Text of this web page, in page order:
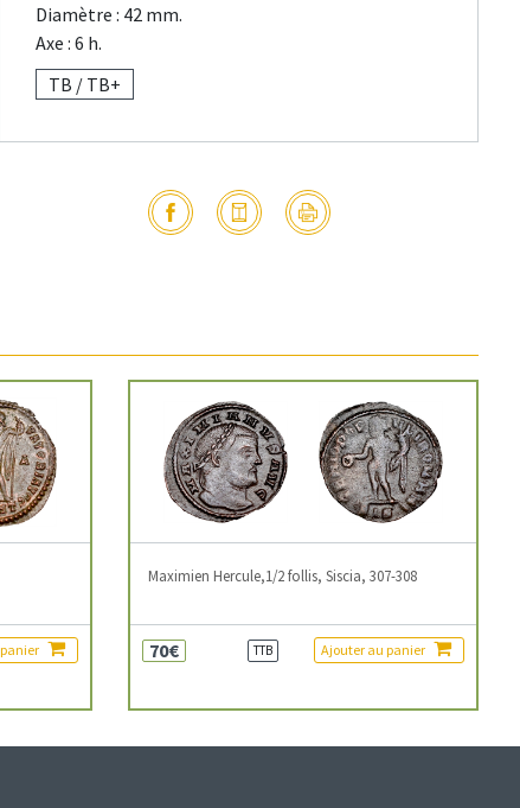
Diamètre : 42 mm.
Axe : 6 h.
TB / TB+
Maximien Hercule,1/2 follis, Siscia, 307-308
70€ TTB Ajouter au panier